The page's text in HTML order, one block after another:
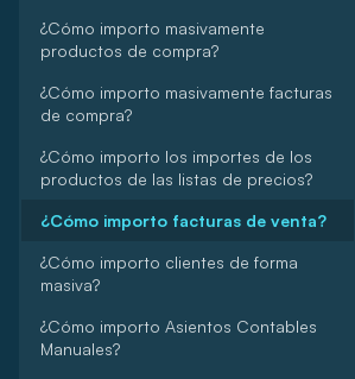
¿Cómo importo masivamente
productos de compra?
¿Cómo importo masivamente facturas
de compra?
¿Cómo importo los importes de los
productos de las listas de precios?
¿Cómo importo facturas de venta?
¿Cómo importo clientes de forma
masiva?
¿Cómo importo Asientos Contables
Manuales?